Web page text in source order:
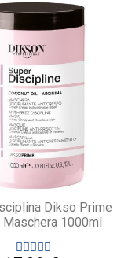
Dikso Prime
1000ml